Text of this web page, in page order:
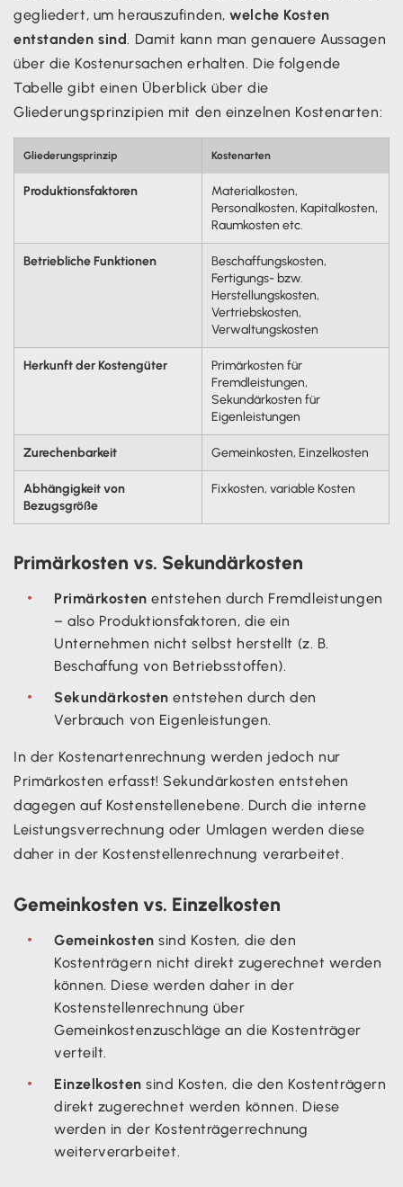
gegliedert, um herauszufinden,welche Kosten
entstanden sind. Damit kann man genauere Aussagen
über die Kostenursachen erhalten. Die folgende
Tabelle gibt einen Überblick über die
Gliederungsprinzipien mit den einzelnen Kostenarten:
Gliederungsprinzip Kostenarten
Produktionsfaktoren
Materialkosten,
Personalkosten, Kapitalkosten,
Raumkosten etc.
Betriebliche Funktionen
Beschaffungskosten,
Fertigungs- bzw.
Herstellungskosten,
Vertriebskosten,
Verwaltungskosten
Herkunft der Kostengüter
Primärkosten für
Fremdleistungen,
Sekundärkosten für
Eigenleistungen
Zurechenbarkeit Gemeinkosten, Einzelkosten
Abhängigkeit von
Bezugsgröße
Fixkosten, variable Kosten
Primärkosten vs. Sekundärkosten
Primärkosten entstehen durch Fremdleistungen
– also Produktionsfaktoren, die ein
Unternehmen nicht selbst herstellt (z. B.
Beschaffung von Betriebsstoffen).
Sekundärkosten entstehen durch den
Verbrauch von Eigenleistungen.
In der Kostenartenrechnung werden jedoch nur
Primärkosten erfasst! Sekundärkosten entstehen
dagegen auf Kostenstellenebene. Durch die interne
Leistungsverrechnung oder Umlagen werden diese
daher in der Kostenstellenrechnung verarbeitet.
Gemeinkosten vs. Einzelkosten
Gemeinkosten sind Kosten, die den
Kostenträgern nicht direkt zugerechnet werden
können. Diese werden daher in der
Kostenstellenrechnung über
Gemeinkostenzuschläge an die Kostenträger
verteilt.
Einzelkosten sind Kosten, die den Kostenträgern
direkt zugerechnet werden können. Diese
werden in der Kostenträgerrechnung
weiterverarbeitet.